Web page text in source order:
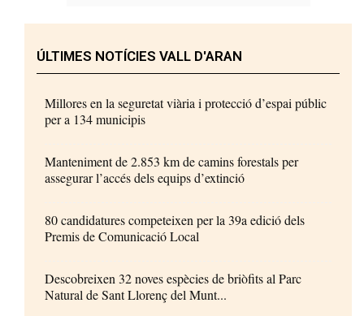
ÚLTIMES NOTÍCIES VALL D'ARAN
Millores en la seguretat viària i protecció d’espai públic
per a 134 municipis
Manteniment de 2.853 km de camins forestals per
assegurar l’accés dels equips d’extinció
80 candidatures competeixen per la 39a edició dels
Premis de Comunicació Local
Descobreixen 32 noves espècies de briòfits al Parc
Natural de Sant Llorenç del Munt...